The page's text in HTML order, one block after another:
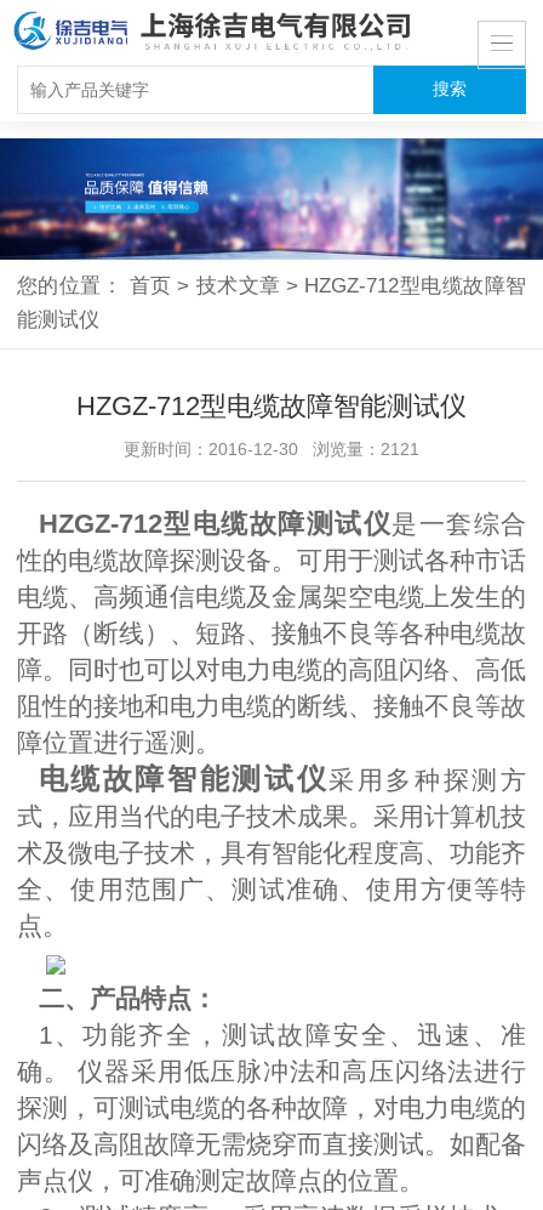
您的位置： 首页 > 技术文章 > HZGZ-712型电缆故障智
能测试仪
HZGZ-712型电缆故障智能测试仪
更新时间：2016-12-30 浏览量：2121
HZGZ-712型电缆故障测试仪是一套综合
性的电缆故障探测设备。可用于测试各种市话
电缆、高频通信电缆及金属架空电缆上发生的
开路（断线）、短路、接触不良等各种电缆故
障。同时也可以对电力电缆的高阻闪络、高低
阻性的接地和电力电缆的断线、接触不良等故
障位置进行遥测。
电缆故障智能测试仪采用多种探测方
式，应用当代的电子技术成果。采用计算机技
术及微电子技术，具有智能化程度高、功能齐
全、使用范围广、测试准确、使用方便等特
点。
二、产品特点：
1、功能齐全，测试故障安全、迅速、准
确。 仪器采用低压脉冲法和高压闪络法进行
探测，可测试电缆的各种故障，对电力电缆的
闪络及高阻故障无需烧穿而直接测试。如配备
声点仪，可准确测定故障点的位置。